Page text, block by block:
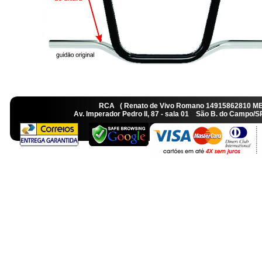
RCA ( Renato de Vivo Romano
Av. Imperador Pedro II, 87 - sala 01 São B. do